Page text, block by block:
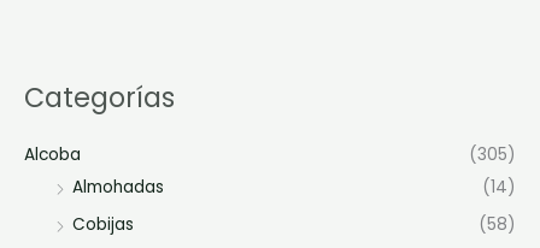
Categorías
Alcoba
(305)
Almohadas
(14)
Cobijas
(58)